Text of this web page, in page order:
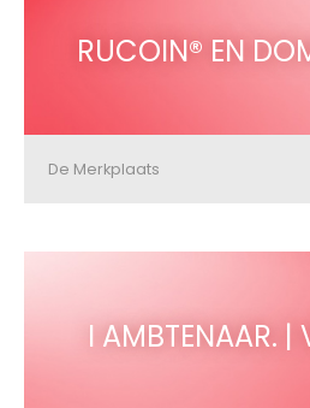
RUCOIN® EN
De Merkplaats
I AMBTENAAR. |